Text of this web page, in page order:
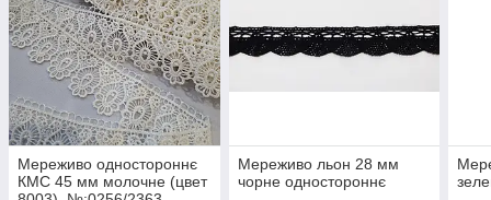
Мереживо одностороннє
КМС 45 мм молочне (цвет
Мереживо льон 28 мм
чорне одностороннє